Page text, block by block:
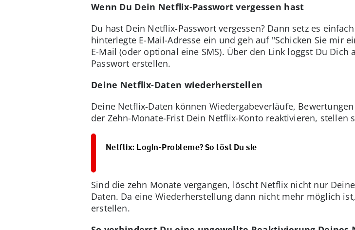
Wenn Du Dein Netflix-Passwort vergessen hast
Du hast Dein Netflix-Passwort vergessen? Dann setz es
hinterlegte E-Mail-Adresse ein und geh auf "Schicken Sie mir
E-Mail (oder optional eine SMS). Über den Link loggst Du
Passwort erstellen.
Deine Netflix-Daten wiederherstellen
Deine Netflix-Daten können Wiedergabeverläufe,
der Zehn-Monate-Frist Dein Netflix-Konto reaktivieren,
Netflix: Login-Probleme? So löst Du sie
Sind die zehn Monate vergangen, löscht Netflix nicht nur
Daten. Da eine Wiederherstellung dann nicht mehr möglich
erstellen.